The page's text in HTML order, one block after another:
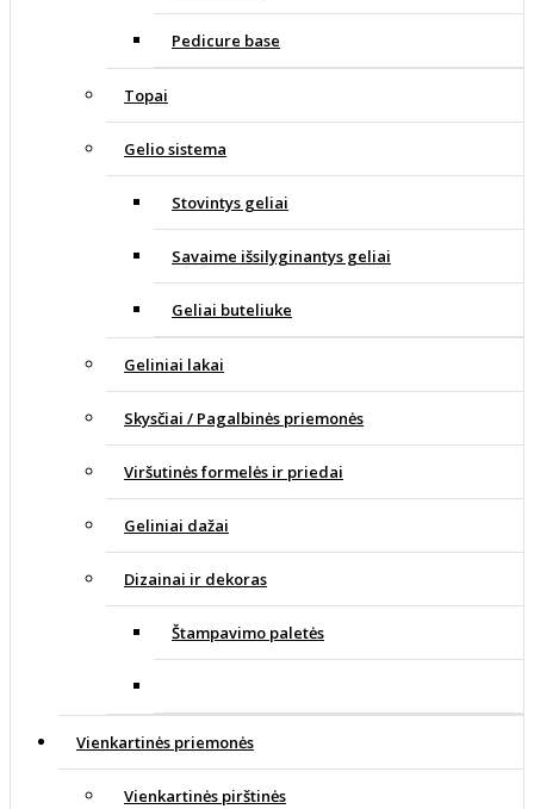
Pedicure base
Topai
Gelio sistema
Stovintys geliai
Savaime išsilyginantys geliai
Geliai buteliuke
Geliniai lakai
Skysčiai / Pagalbinės priemonės
Viršutinės formelės ir priedai
Geliniai dažai
Dizainai ir dekoras
Štampavimo paletės
Vienkartinės priemonės
Vienkartinės pirštinės